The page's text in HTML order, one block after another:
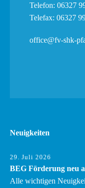
Telefon: 06327
Telefax: 06327
office@fv-shk-
Neuigkeiten
29. Juli 2026
BEG Förderung neu
Alle wichtigen